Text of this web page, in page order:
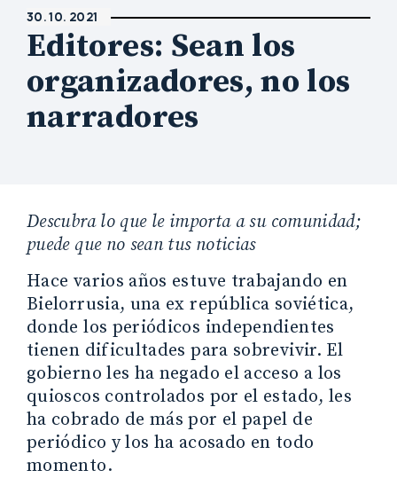
30. 10. 2021
Editores: Sean los
organizadores, no los
narradores
Descubra lo que le importa a su comunidad;
puede que no sean tus noticias
Hace varios años estuve trabajando en
Bielorrusia, una ex república soviética,
donde los periódicos independientes
tienen dificultades para sobrevivir. El
gobierno les ha negado el acceso a los
quioscos controlados por el estado, les
ha cobrado de más por el papel de
periódico y los ha acosado en todo
momento.